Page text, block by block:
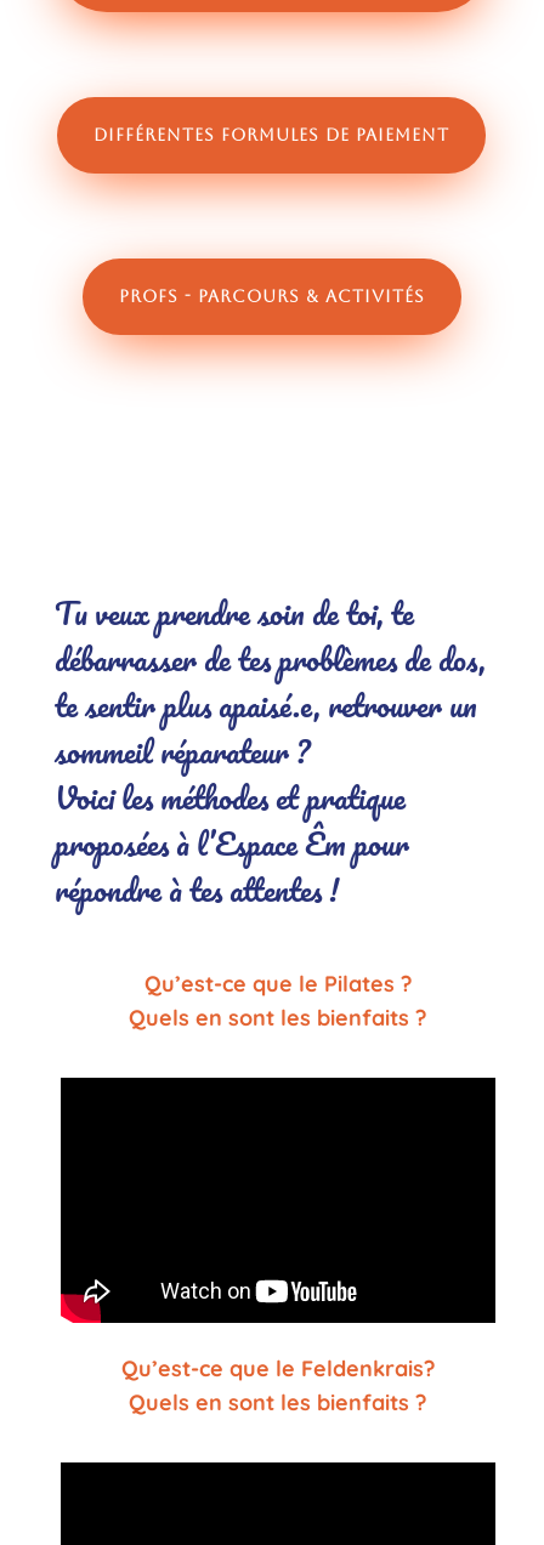
Différentes formules de paiement
Profs - parcours & activités
Tu veux prendre soin de toi, te
débarrasser de tes problèmes de dos,
te sentir plus apaisé.e, retrouver un
sommeil réparateur ?
Voici les méthodes et pratique
proposées à l’Espace Êm pour
répondre à tes attentes !
Qu’est-ce que le Pilates ?
Quels en sont les bienfaits ?
Qu’est-ce que le Feldenkrais?
Quels en sont les bienfaits ?